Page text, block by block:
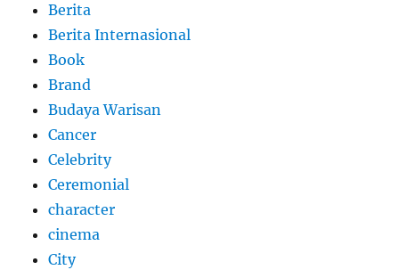
Berita
Berita Internasional
Book
Brand
Budaya Warisan
Cancer
Celebrity
Ceremonial
character
cinema
City